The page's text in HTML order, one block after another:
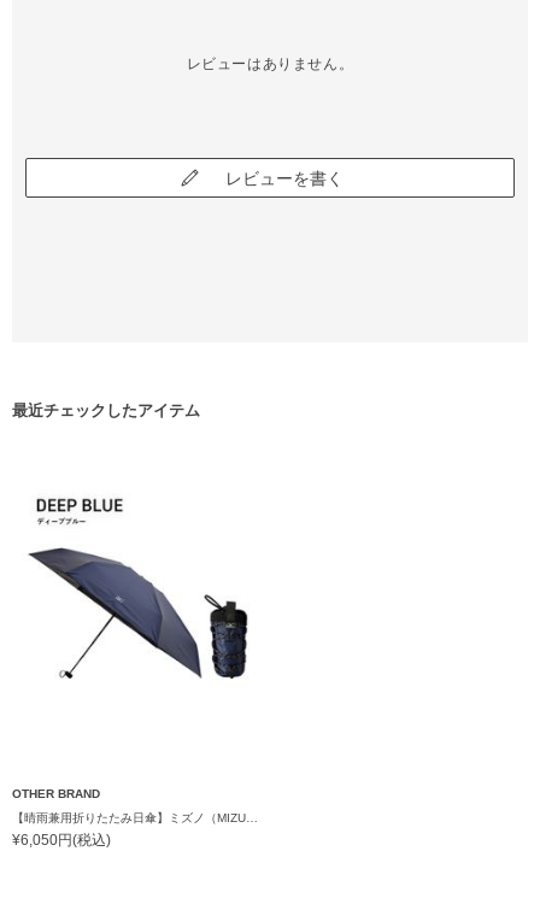
レビューはありません。
レビューを書く
最近チェックしたアイテム
OTHER BRAND
¥6,050円(税込)